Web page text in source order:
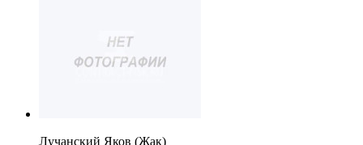
Лучанский Яков (Жак)